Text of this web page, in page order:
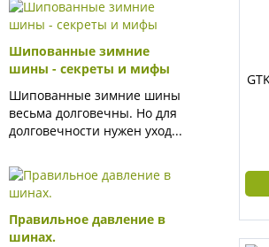
Шипованные зимние
шины - секреты и мифы
Шипованные зимние шины
весьма долговечны. Но для
долговечности нужен уход...
Правильное давление в
шинах.